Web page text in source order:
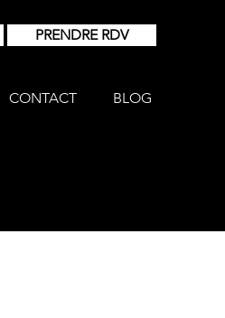
PRENDRE RDV
CONTACT BLOG